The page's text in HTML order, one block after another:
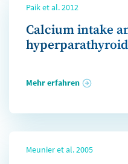
Paik et al. 2012
Calcium intake
Mehr erfahren
Meunier et al. 2005